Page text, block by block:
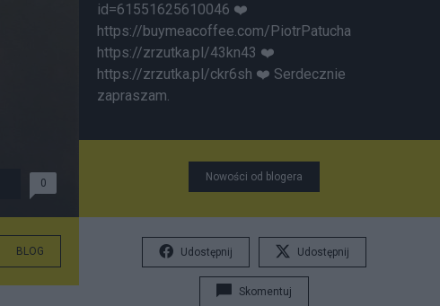
0
BLOG
id=61551625610046 ❤️
https://buymeacoffee.com/PiotrPatucha
https://zrzutka.pl/43kn43 ❤️
https://zrzutka.pl/ckr6sh ❤️ Serdecznie
zapraszam.
Nowości od blogera
Udostępnij Udostępnij
Skomentuj